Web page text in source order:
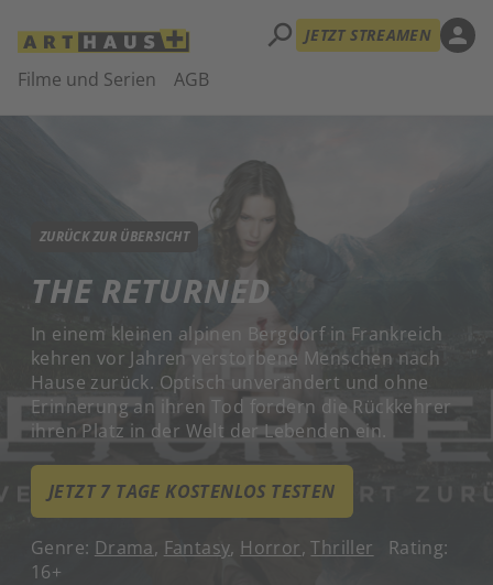
Filme und Serien AGB
search JETZT STREAMEN person
ZURÜCK ZUR ÜBERSICHT
THE RETURNED
In einem kleinen alpinen Bergdorf in Frankreich
kehren vor Jahren verstorbene Menschen nach
Hause zurück. Optisch unverändert und ohne
Erinnerung an ihren Tod fordern die Rückkehrer
ihren Platz in der Welt der Lebenden ein.
JETZT 7 TAGE KOSTENLOS TESTEN
Genre: Drama, Fantasy, Horror,Thriller
Rating:
16+